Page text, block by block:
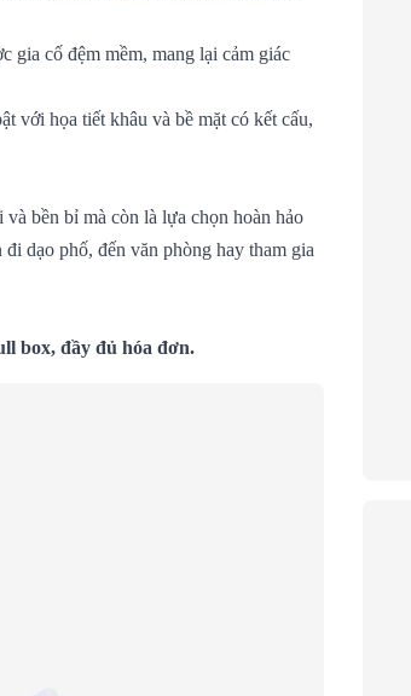
gia cố đệm mềm, mang lại cảm giác
với họa tiết khâu và bề mặt có kết cấu,
bền bỉ mà còn là lựa chọn hoàn hảo
dạo phố, đến văn phòng hay tham gia
box, đầy đủ hóa đơn.